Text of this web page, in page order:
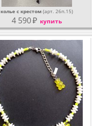
колье с крестом (арт. 26п.15)
4 590₽ купить